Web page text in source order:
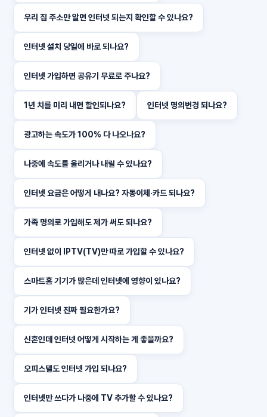
우리 집 주소만 알면 인터넷 되는지 확인할 수 있나요?
인터넷 설치 당일에 바로 되나요?
인터넷 가입하면 공유기 무료로 주나요?
1년 치를 미리 내면 할인되나요? 인터넷 명의변경 되나요?
광고하는 속도가 100% 다 나오나요?
나중에 속도를 올리거나 내릴 수 있나요?
인터넷 요금은 어떻게 내나요? 자동이체·카드 되나요?
가족 명의로 가입해도 제가 써도 되나요?
인터넷 없이 IPTV(TV)만 따로 가입할 수 있나요?
스마트홈 기기가 많은데 인터넷에 영향이 있나요?
기가 인터넷 진짜 필요한가요?
신혼인데 인터넷 어떻게 시작하는 게 좋을까요?
오피스텔도 인터넷 가입 되나요?
인터넷만 쓰다가 나중에 TV 추가할 수 있나요?